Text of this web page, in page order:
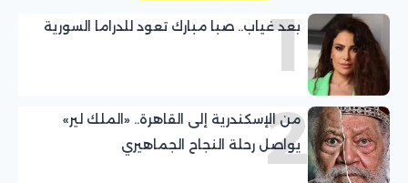
1
بعد غياب.. صبا مبارك تعود للدراما السورية
2
من الإسكندرية إلى القاهرة.. «الملك لير»
يواصل رحلة النجاح الجماهيري